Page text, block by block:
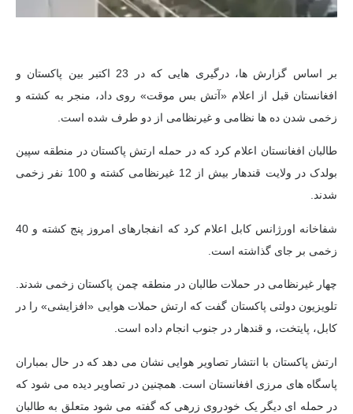
بر اساس گزارش ها، درگیری هایی که در 23 اکتبر بین پاکستان و
افغانستان قبل از اعلام «آتش بس موقت» روی داد، منجر به کشته و
زخمی شدن ده ها نظامی و غیرنظامی از دو طرف شده است.
طالبان افغانستان اعلام کرد که در حمله ارتش پاکستان در منطقه سپین
بولدک در ولایت قندهار بیش از 12 غیرنظامی کشته و 100 نفر زخمی
شدند.
شفاخانه اورژانس کابل اعلام کرد که انفجارهای امروز پنج کشته و 40
زخمی بر جای گذاشته است.
چهار غیرنظامی در حملات طالبان در منطقه چمن پاکستان زخمی شدند.
تلویزیون دولتی پاکستان گفت که ارتش حملات هوایی «افزایشی» را در
کابل، پایتخت، و قندهار در جنوب انجام داده است.
ارتش پاکستان با انتشار تصاویر هوایی نشان می دهد که در حال بمباران
پاسگاه های مرزی افغانستان است. همچنین در تصاویر دیده می شود که
در حمله ای دیگر یک خودروی زرهی که گفته می شود متعلق به طالبان